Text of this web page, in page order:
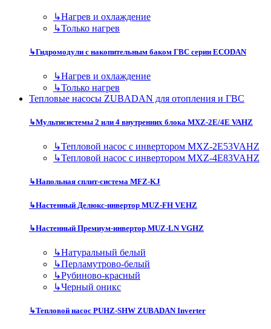
↳Нагрев и охлаждение
↳Только нагрев
↳Гидромодули с накопительным баком ГВС серии ECODAN
↳Нагрев и охлаждение
↳Только нагрев
Тепловые насосы ZUBADAN для отопления и ГВС
↳Мультисистемы 2 или 4 внутренних блока MXZ-2E/4E VAHZ
↳Тепловой насос с инвертором MXZ-2E53VAHZ
↳Тепловой насос с инвертором MXZ-4E83VAHZ
↳Напольная сплит-система MFZ-KJ
↳Настенный Делюкс-инвертор MUZ-FH VEHZ
↳Настенный Премиум-инвертор MUZ-LN VGHZ
↳Натуральный белый
↳Перламутрово-белый
↳Рубиново-красный
↳Черный оникс
↳Тепловой насос PUHZ-SHW ZUBADAN Inverter